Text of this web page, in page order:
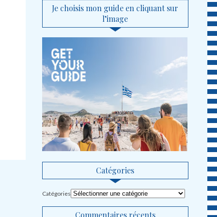
Je choisis mon guide en cliquant sur
l’image
Catégories
Catégories
Commentaires récents